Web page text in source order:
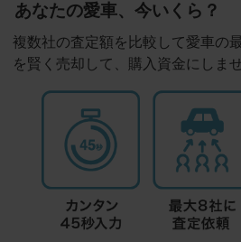
あなたの愛車、今いくら？
複数社の査定額を比較して愛車の
を賢く売却して、購入資金にしま